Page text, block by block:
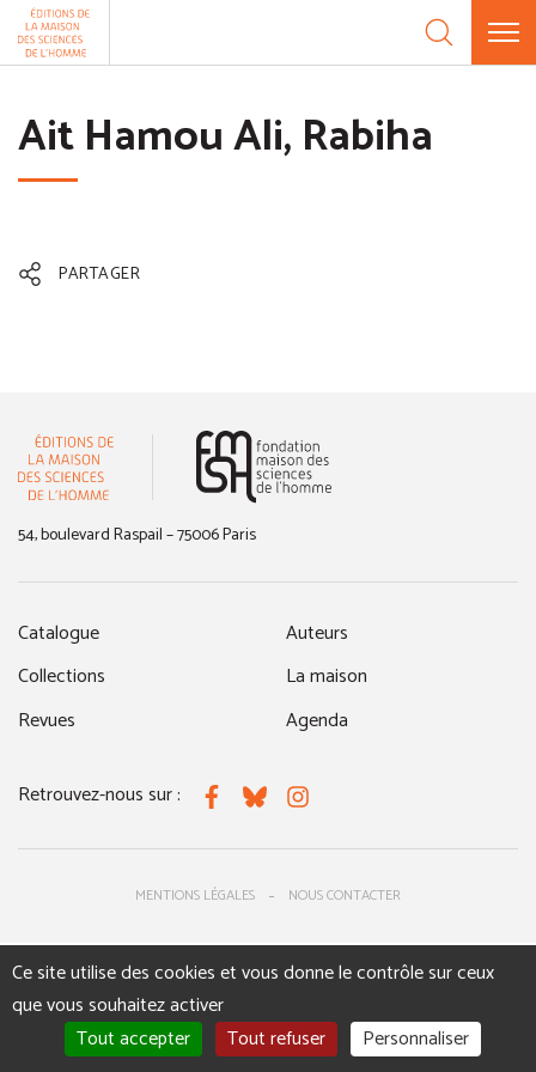
Aller au contenu
Ait Hamou Ali, Rabiha
PARTAGER
54, boulevard Raspail – 75006 Paris
Catalogue
Collections
Revues
Auteurs
La maison
Agenda
Retrouvez-nous sur : FacebookBlueskyInstagram
MENTIONS LÉGALES NOUS CONTACTER
Panneau de gestion des cookies
Ce site utilise des cookies et vous donne le contrôle sur ceux
que vous souhaitez activer
Tout accepter
Tout refuser Personnaliser